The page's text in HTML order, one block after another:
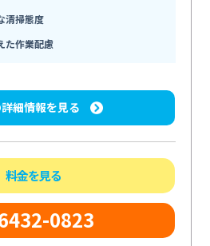
清掃態度
た作業配慮
細情報を見る
料金を見る
0823